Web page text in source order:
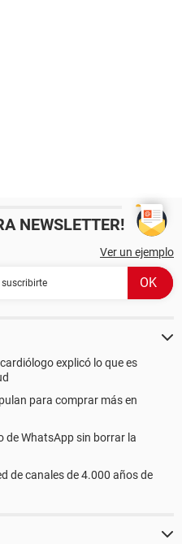
NEWSLETTER!
Ver un ejemplo
explicó lo que es
para comprar más en
de WhatsApp sin borrar la
de canales de 4.000 años de